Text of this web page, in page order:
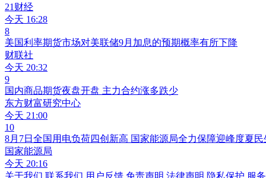
21财经
今天 16:28
8
美国利率期货市场对美联储9月加息的预期概率有所下降
财联社
今天 20:32
9
国内商品期货夜盘开盘 主力合约涨多跌少
东方财富研究中心
今天 21:00
10
8月7日全国用电负荷四创新高 国家能源局全力保障迎峰度夏民
国家能源局
今天 20:16
关于我们 联系我们 用户反馈 免责声明 法律声明 隐私保护 服